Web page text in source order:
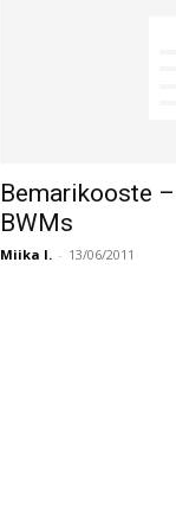
Bemarikooste
BWMs
Miika I. - 13/06/2011